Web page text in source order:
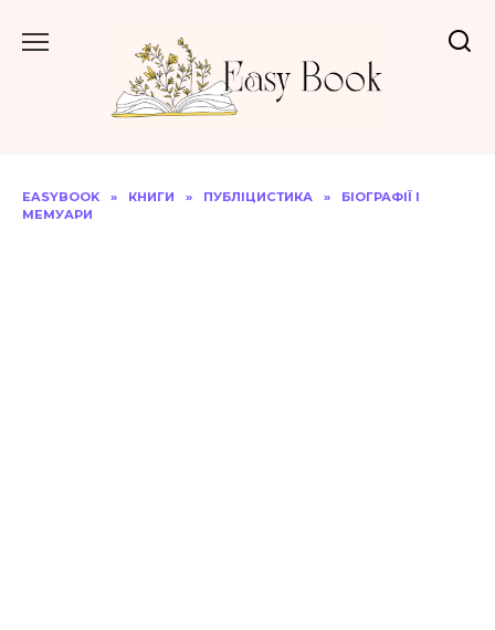
до
EASYBOOK » КНИГИ » ПУБЛІЦИСТИКА »
БІОГРАФІЇ І
МЕМУАРИ